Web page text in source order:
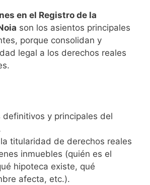
en el Registro de la
son los asientos principales
porque consolidan y
legal a los derechos reales
definitivos y principales del
titularidad de derechos reales
inmuebles (quién es el
hipoteca existe, qué
afecta, etc.).